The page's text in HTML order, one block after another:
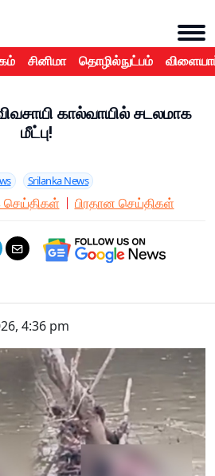
சினிமா தொழில்நுட்பம்
கால்வாயில் சடலமாக
மீட்பு!
Srilanka News
பிரதான செய்திகள்
4:36 pm